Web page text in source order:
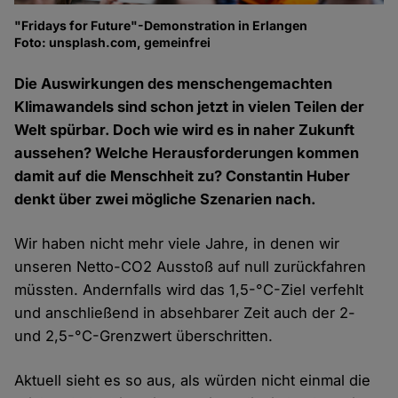
"Fridays for Future"-Demonstration in Erlangen
Foto: unsplash.com, gemeinfrei
Die Auswirkungen des menschengemachten
Klimawandels sind schon jetzt in vielen Teilen der
Welt spürbar. Doch wie wird es in naher Zukunft
aussehen? Welche Herausforderungen kommen
damit auf die Menschheit zu? Constantin Huber
denkt über zwei mögliche Szenarien nach.
Wir haben nicht mehr viele Jahre, in denen wir
unseren Netto-CO2 Ausstoß auf null zurückfahren
müssten. Andernfalls wird das 1,5-°C-Ziel verfehlt
und anschließend in absehbarer Zeit auch der 2-
und 2,5-°C-Grenzwert überschritten.
Aktuell sieht es so aus, als würden nicht einmal die